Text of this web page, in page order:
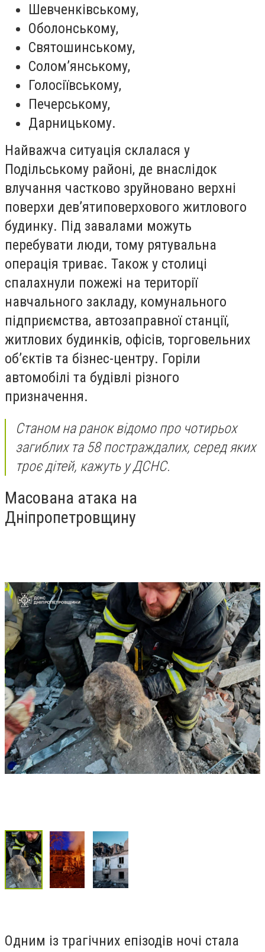
Шевченківському,
Оболонському,
Святошинському,
Солом’янському,
Голосіївському,
Печерському,
Дарницькому.
Найважча ситуація склалася у
Подільському районі, де внаслідок
влучання частково зруйновано верхні
поверхи дев’ятиповерхового житлового
будинку. Під завалами можуть
перебувати люди, тому рятувальна
операція триває. Також у столиці
спалахнули пожежі на території
навчального закладу, комунального
підприємства, автозаправної станції,
житлових будинків, офісів, торговельних
об’єктів та бізнес-центру. Горіли
автомобілі та будівлі різного
призначення.
Станом на ранок відомо про чотирьох
загиблих та 58 постраждалих, серед яких
троє дітей, кажуть у ДСНС.
Масована атака на
Дніпропетровщину
Одним із трагічних епізодів ночі стала